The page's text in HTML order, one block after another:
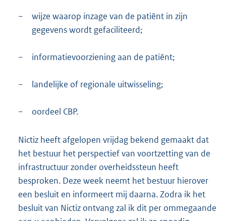
−
wijze waarop inzage van de patiënt in zijn
gegevens wordt gefaciliteerd;
− informatievoorziening aan de patiënt;
− landelijke of regionale uitwisseling;
− oordeel CBP.
Nictiz heeft afgelopen vrijdag bekend gemaakt dat
het bestuur het perspectief van voortzetting van de
infrastructuur zonder overheidssteun heeft
besproken. Deze week neemt het bestuur hierover
een besluit en informeert mij daarna. Zodra ik het
besluit van Nictiz ontvang zal ik dit per ommegaande